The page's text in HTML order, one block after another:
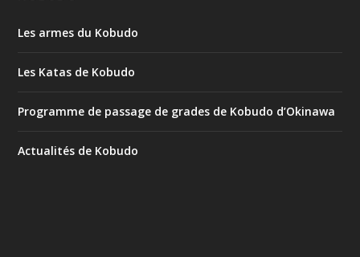
Les armes du Kobudo
Les Katas de Kobudo
Programme de passage de grades de Kobudo d’Okinawa
Actualités de Kobudo